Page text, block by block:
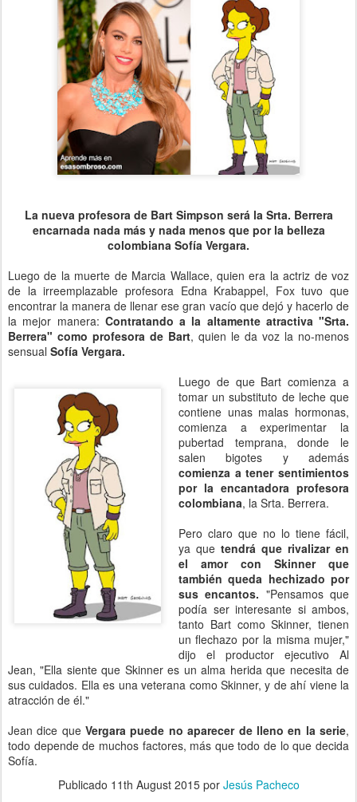
La nueva profesora de Bart Simpson será la Srta. Berrera
encarnada nada más y nada menos que por la belleza
colombiana Sofía Vergara.
Luego de la muerte de Marcia Wallace, quien era la actriz de voz
de la irreemplazable profesora Edna Krabappel, Fox tuvo que
encontrar la manera de llenar ese gran vacío que dejó y hacerlo de
la mejor manera: Contratando a la altamente atractiva "Srta.
Berrera" como profesora de Bart, quien le da voz la no-menos
sensual Sofía Vergara.
Luego de que Bart comienza a
tomar un substituto de leche que
contiene unas malas hormonas,
comienza a experimentar la
pubertad temprana, donde le
salen bigotes y además
comienza a tener sentimientos
por la encantadora profesora
colombiana, la Srta. Berrera.
Pero claro que no lo tiene fácil,
ya que tendrá que rivalizar en
el amor con Skinner que
también queda hechizado por
sus encantos. "Pensamos que
podía ser interesante si ambos,
tanto Bart como Skinner, tienen
un flechazo por la misma mujer,"
dijo el productor ejecutivo Al
Jean, "Ella siente que Skinner es un alma herida que necesita de
sus cuidados. Ella es una veterana como Skinner, y de ahí viene la
atracción de él."
Jean dice queVergara puede no aparecer de lleno en la serie,
todo depende de muchos factores, más que todo de lo que decida
Sofía.
Publicado 11th August 2015por Jesús Pacheco